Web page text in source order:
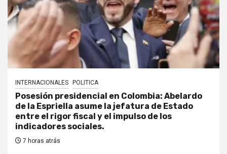
INTERNACIONALES POLITICA
Posesión presidencial en Colombia: Abelardo
de la Espriella asume la jefatura de Estado
entre el rigor fiscal y el impulso de los
indicadores sociales.
7 horas atrás